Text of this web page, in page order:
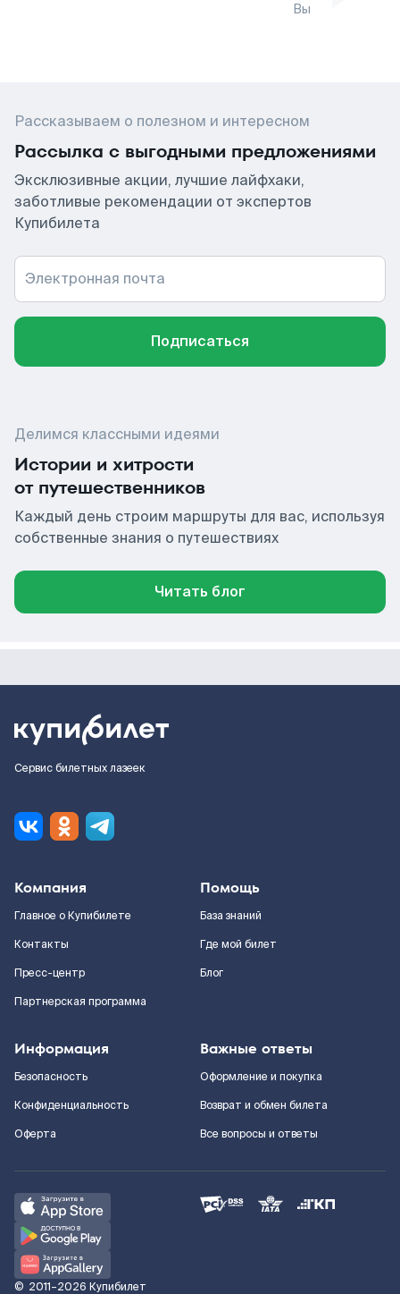
Вы
Рассказываем о полезном и интересном
Рассылка с выгодными предложениями
Эксклюзивные акции, лучшие лайфхаки,
заботливые рекомендации от экспертов
Купибилета
Электронная почта
Подписаться
Делимся классными идеями
Истории и хитрости
от путешественников
Каждый день строим маршруты для вас, используя
собственные знания о путешествиях
Читать блог
Сервис билетных лазеек
Компания
Главное о Купибилете
Контакты
Пресс-центр
Партнерская программа
Помощь
База знаний
Где мой билет
Блог
Информация
Безопасность
Конфиденциальность
Оферта
Важные ответы
Оформление и покупка
Возврат и обмен билета
Все вопросы и ответы
© 2011–2026 Купибилет